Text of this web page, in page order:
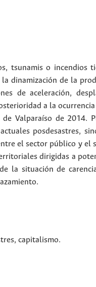
tsunamis o
dinamización de la
de aceleración,
a la
Valparaíso de 2014.
posdesastres,
el sector público y
dirigidas a
la situación de
, capitalismo.